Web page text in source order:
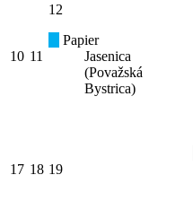
10 11
12
Papier
Jasenica
(Považská
Bystrica)
17 18 19